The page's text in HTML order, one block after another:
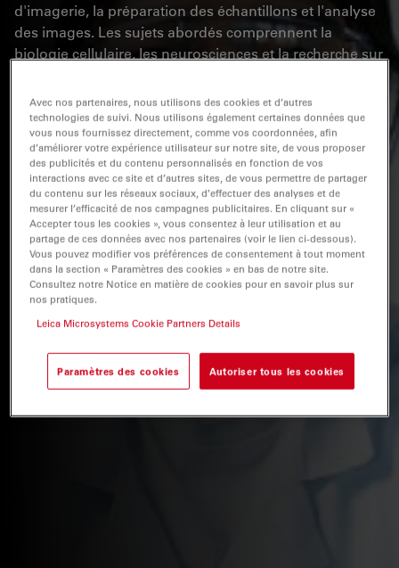
d'imagerie, la préparation des échantillons et l'analyse
des images. Les sujets abordés comprennent la
biologie cellulaire, les neurosciences et la recherche sur
innovations de pointe.
Avec nos partenaires, nous utilisons des cookies et d’autres
technologies de suivi. Nous utilisons également certaines données que
vous nous fournissez directement, comme vos coordonnées, afin
d’améliorer votre expérience utilisateur sur notre site, de vous proposer
des publicités et du contenu personnalisés en fonction de vos
interactions avec ce site et d’autres sites, de vous permettre de partager
du contenu sur les réseaux sociaux, d’effectuer des analyses et de
mesurer l’efficacité de nos campagnes publicitaires. En cliquant sur «
Accepter tous les cookies », vous consentez à leur utilisation et au
partage de ces données avec nos partenaires (voir le lien ci-dessous).
Vous pouvez modifier vos préférences de consentement à tout moment
dans la section « Paramètres des cookies » en bas de notre site.
Consultez notre Notice en matière de cookies pour en savoir plus sur
nos pratiques.
Leica Microsystems Cookie Partners Details
Paramètres des cookies Autoriser tous les cookies